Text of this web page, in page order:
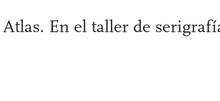
Atlas. En el taller de